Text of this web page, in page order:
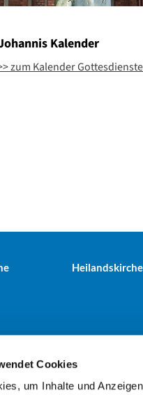
Cookies
um Inhalte und
Kalender
zum Kalender
Heilandskirche
Tiergarten · Alt-